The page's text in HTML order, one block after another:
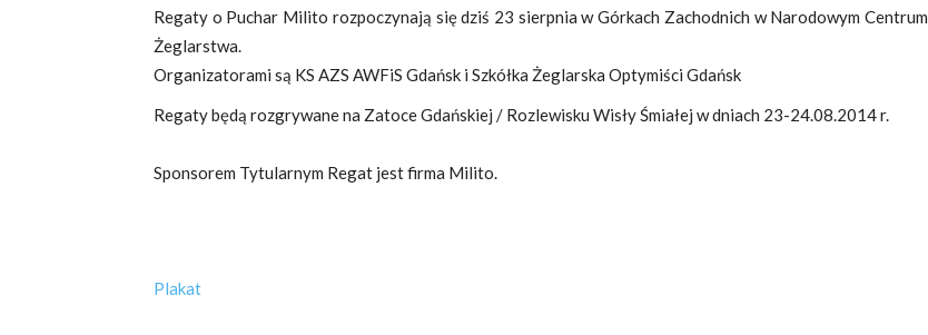
Regaty o Puchar Milito rozpoczynają się dziś 23 sierpnia w Górkach Zachodnich w Narodowym Centrum
Żeglarstwa.
Organizatorami są KS AZS AWFiS Gdańsk i Szkółka Żeglarska Optymiści Gdańsk
Regaty będą rozgrywane na Zatoce Gdańskiej / Rozlewisku Wisły Śmiałej w dniach 23-24.08.2014 r.
Sponsorem Tytularnym Regat jest firma Milito.
Plakat